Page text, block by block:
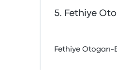
Fethiye
Fethiye